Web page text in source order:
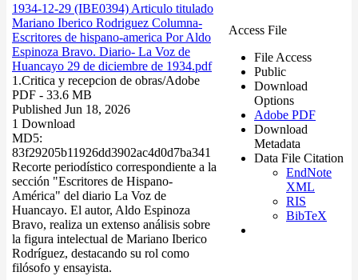
1934-12-29 (IBE0394) Articulo titulado
Mariano Iberico Rodriguez Columna-
Escritores de hispano-america Por Aldo
Espinoza Bravo. Diario- La Voz de
Huancayo 29 de diciembre de 1934.pdf
1.Critica y recepcion de obras/Adobe
PDF - 33.6 MB
Published Jun 18, 2026
1 Download
MD5:
83f29205b11926dd3902ac4d0d7ba341
Recorte periodístico correspondiente a la
sección "Escritores de Hispano-
América" del diario La Voz de
Huancayo. El autor, Aldo Espinoza
Bravo, realiza un extenso análisis sobre
la figura intelectual de Mariano Iberico
Rodríguez, destacando su rol como
filósofo y ensayista.
Access File
File Access
Public
Download
Options
Adobe PDF
Download
Metadata
Data File Citation
EndNote
XML
RIS
BibTeX